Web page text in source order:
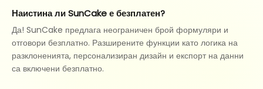
Наистина ли SunCake е безплатен?
Да! SunCake предлага неограничен брой формуляри и
отговори безплатно. Разширените функции като логика на
разклоненията, персонализиран дизайн и експорт на данни
са включени безплатно.